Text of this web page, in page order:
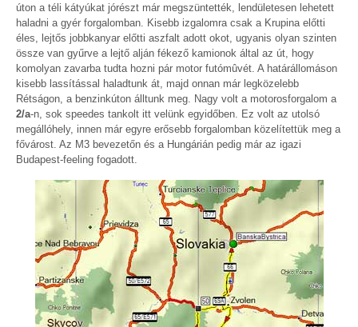
úton a téli kátyúkat jórészt már megszüntették, lendületesen lehetett
haladni a gyér forgalomban. Kisebb izgalomra csak a Krupina előtti
éles, lejtős jobbkanyar előtti aszfalt adott okot, ugyanis olyan szinten
össze van gyűrve a lejtő alján fékező kamionok által az út, hogy
komolyan zavarba tudta hozni pár motor futómûvét. A határállomáson
kisebb lassítással haladtunk át, majd onnan már legközelebb
Rétságon, a benzinkúton álltunk meg. Nagy volt a motorosforgalom a
2/a-n, sok speedes tankolt itt velünk egyidőben. Ez volt az utolsó
megállóhely, innen már egyre erősebb forgalomban közelítettük meg a
fővárost. Az M3 bevezetőn és a Hungárián pedig már az igazi
Budapest-feeling fogadott.